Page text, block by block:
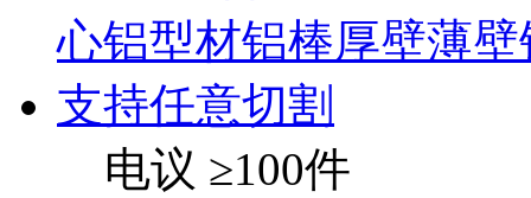
电议 ≥100件